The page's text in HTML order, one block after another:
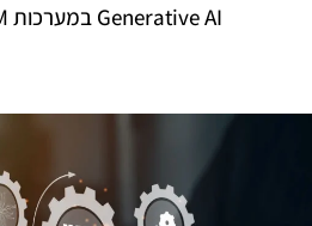
Generative AI במערכות CRM